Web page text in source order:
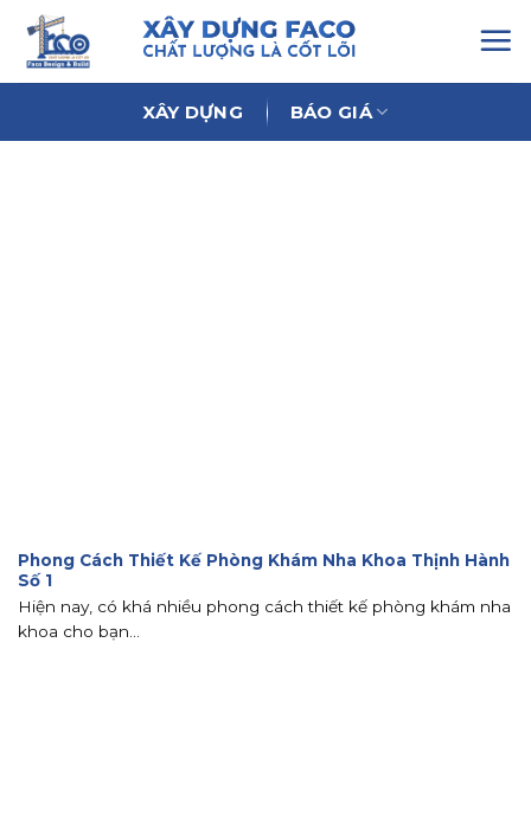
Chuyển
đến
nội
XÂY DỰNG BÁO GIÁ
Phong Cách Thiết Kế Phòng Khám Nha Khoa Thịnh Hành
Số 1
Hiện nay, có khá nhiều phong cách thiết kế phòng khám nha
khoa cho bạn...